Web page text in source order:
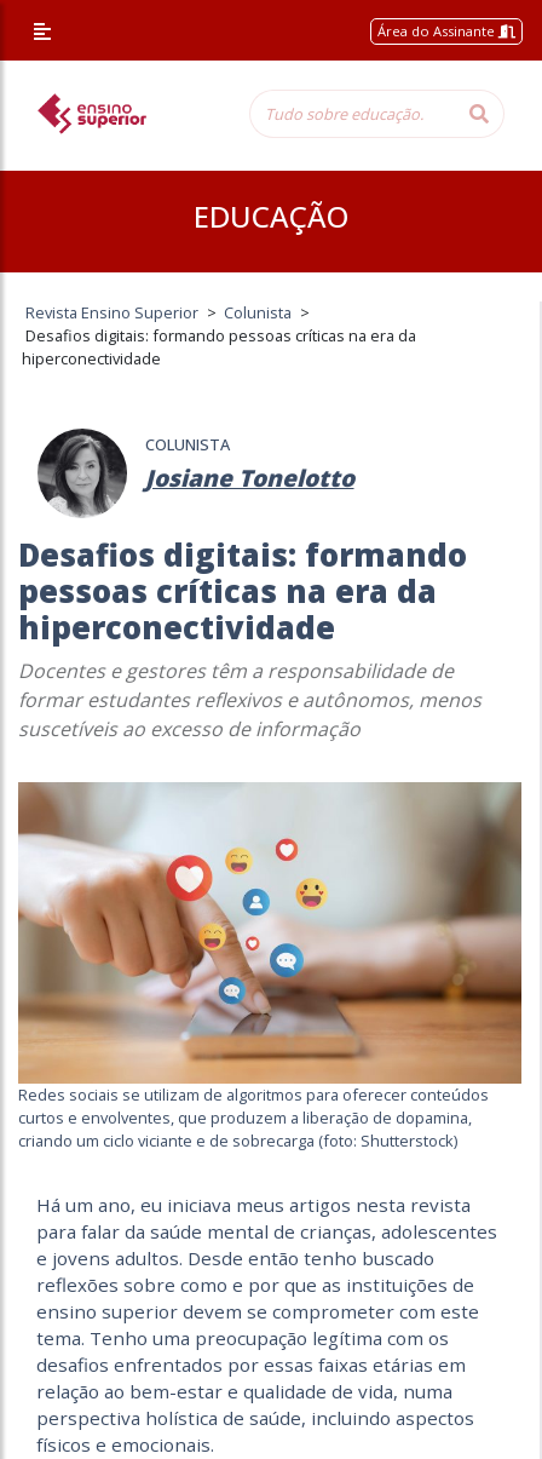
Área do Assinante
EDUCAÇÃO
Revista Ensino Superior > Colunista >
Desafios digitais: formando pessoas críticas na era da
hiperconectividade
COLUNISTA
Josiane Tonelotto
Desafios digitais: formando
pessoas críticas na era da
hiperconectividade
Docentes e gestores têm a responsabilidade de
formar estudantes reflexivos e autônomos, menos
suscetíveis ao excesso de informação
Redes sociais se utilizam de algoritmos para oferecer conteúdos
curtos e envolventes, que produzem a liberação de dopamina,
criando um ciclo viciante e de sobrecarga (foto: Shutterstock)
Há um ano, eu iniciava meus artigos nesta revista
para falar da saúde mental de crianças, adolescentes
e jovens adultos. Desde então tenho buscado
reflexões sobre como e por que as instituições de
ensino superior devem se comprometer com este
tema. Tenho uma preocupação legítima com os
desafios enfrentados por essas faixas etárias em
relação ao bem-estar e qualidade de vida, numa
perspectiva holística de saúde, incluindo aspectos
físicos e emocionais.